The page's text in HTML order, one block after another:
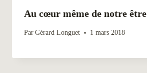
Au cœur même de notre être
Par Gérard Longuet 1 mars 2018